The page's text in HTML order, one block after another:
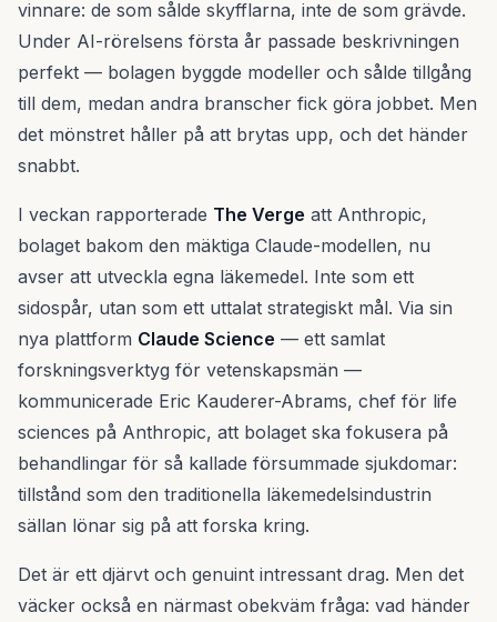
vinnare: de som sålde skyfflarna, inte de som grävde.
Under AI-rörelsens första år passade beskrivningen
perfekt — bolagen byggde modeller och sålde tillgång
till dem, medan andra branscher fick göra jobbet. Men
det mönstret håller på att brytas upp, och det händer
snabbt.
I veckan rapporterade The Verge att Anthropic,
bolaget bakom den mäktiga Claude-modellen, nu
avser att utveckla egna läkemedel. Inte som ett
sidospår, utan som ett uttalat strategiskt mål. Via sin
nya plattform Claude Science — ett samlat
forskningsverktyg för vetenskapsmän —
kommunicerade Eric Kauderer-Abrams, chef för life
sciences på Anthropic, att bolaget ska fokusera på
behandlingar för så kallade försummade sjukdomar:
tillstånd som den traditionella läkemedelsindustrin
sällan lönar sig på att forska kring.
Det är ett djärvt och genuint intressant drag. Men det
väcker också en närmast obekväm fråga: vad händer